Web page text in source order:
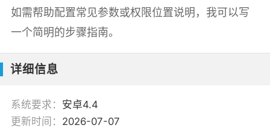
如需帮助配置常见参数或权限位置说明，我可以写
一个简明的步骤指南。
详细信息
系统要求： 安卓4.4
更新时间： 2026-07-07